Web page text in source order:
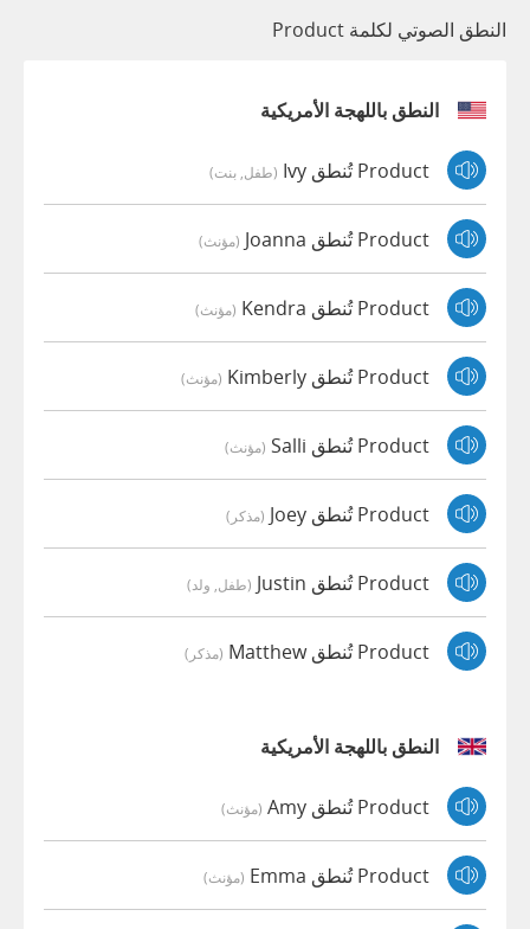
النطق الصوتي لكلمة Product
النطق باللهجة الأمريكية
Product تُنطق Ivy (طفل, بنت)
Product تُنطق Joanna (مؤنث)
Product تُنطق Kendra (مؤنث)
Product تُنطق Kimberly (مؤنث)
Product تُنطق Salli (مؤنث)
Product تُنطق Joey (مذكر)
Product تُنطق Justin (طفل, ولد)
Product تُنطق Matthew (مذكر)
النطق باللهجة الأمريكية
Product تُنطق Amy (مؤنث)
Product تُنطق Emma (مؤنث)